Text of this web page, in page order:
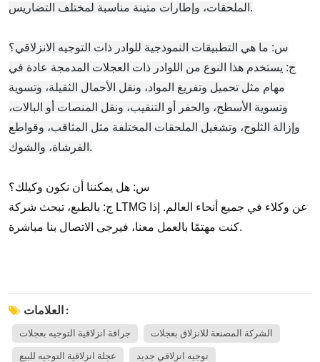
الملحقات، وإطارات متينة مناسبة لمختلف التضاريس.
س: ما هي التطبيقات النموذجية للوادر ذات التوجيه الانزلاقي؟
ج: يستخدم هذا النوع من اللوادر ذات العجلات المدمجة عادة في
مهام مثل تحميل وتفريغ المواد، ونقل الأحمال الثقيلة، وتسوية
وتسوية الأسطح، والحفر أو التنقيب، ونقل المنصات أو البالات،
وإزالة الثلوج، وتشغيل الملحقات المختلفة مثل المثاقب، وقواطع
الفرشاة، والشوك.
س: هل يمكننا أن نكون وكيلك؟
ج: بالطبع، تبحث شركة LTMG عن وكلاء في جميع أنحاء العالم. إذا
كنت مهتمًا بالعمل معنا، فيرجى الاتصال بنا مباشرة.
العلامات :
جرافة انزلاقية التوجيه بعجلات الشركة المصنعة للانزلاق بعجلات
عجلة انزلاقية التوجيه للبيع توجيه انزلاقي جديد